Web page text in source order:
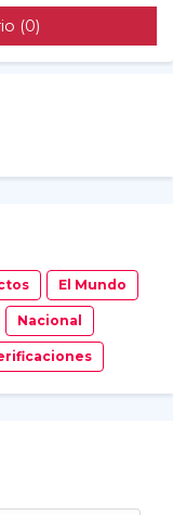
(0)
El Mundo
Nacional